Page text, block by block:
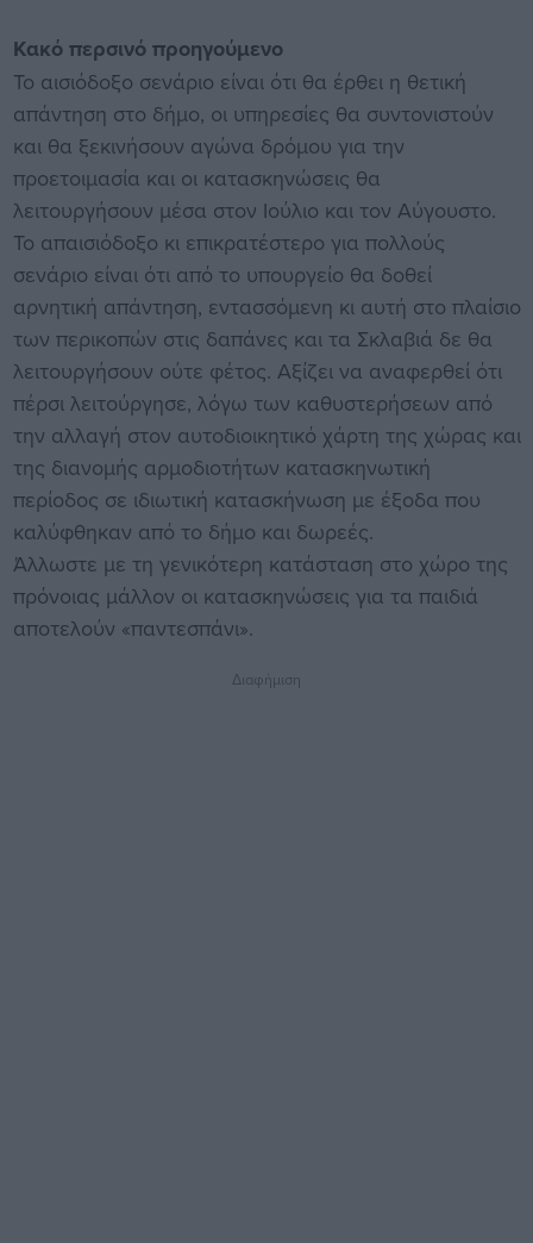
Κακό περσινό προηγούμενο
Το αισιόδοξο σενάριο είναι ότι θα έρθει η θετική
απάντηση στο δήμο, οι υπηρεσίες θα συντονιστούν
και θα ξεκινήσουν αγώνα δρόμου για την
προετοιμασία και οι κατασκηνώσεις θα
λειτουργήσουν μέσα στον Ιούλιο και τον Αύγουστο.
Το απαισιόδοξο κι επικρατέστερο για πολλούς
σενάριο είναι ότι από το υπουργείο θα δοθεί
αρνητική απάντηση, εντασσόμενη κι αυτή στο πλαίσιο
των περικοπών στις δαπάνες και τα Σκλαβιά δε θα
λειτουργήσουν ούτε φέτος. Αξίζει να αναφερθεί ότι
πέρσι λειτούργησε, λόγω των καθυστερήσεων από
την αλλαγή στον αυτοδιοικητικό χάρτη της χώρας και
της διανομής αρμοδιοτήτων κατασκηνωτική
περίοδος σε ιδιωτική κατασκήνωση με έξοδα που
καλύφθηκαν από το δήμο και δωρεές.
Άλλωστε με τη γενικότερη κατάσταση στο χώρο της
πρόνοιας μάλλον οι κατασκηνώσεις για τα παιδιά
αποτελούν «παντεσπάνι».
Διαφήμιση